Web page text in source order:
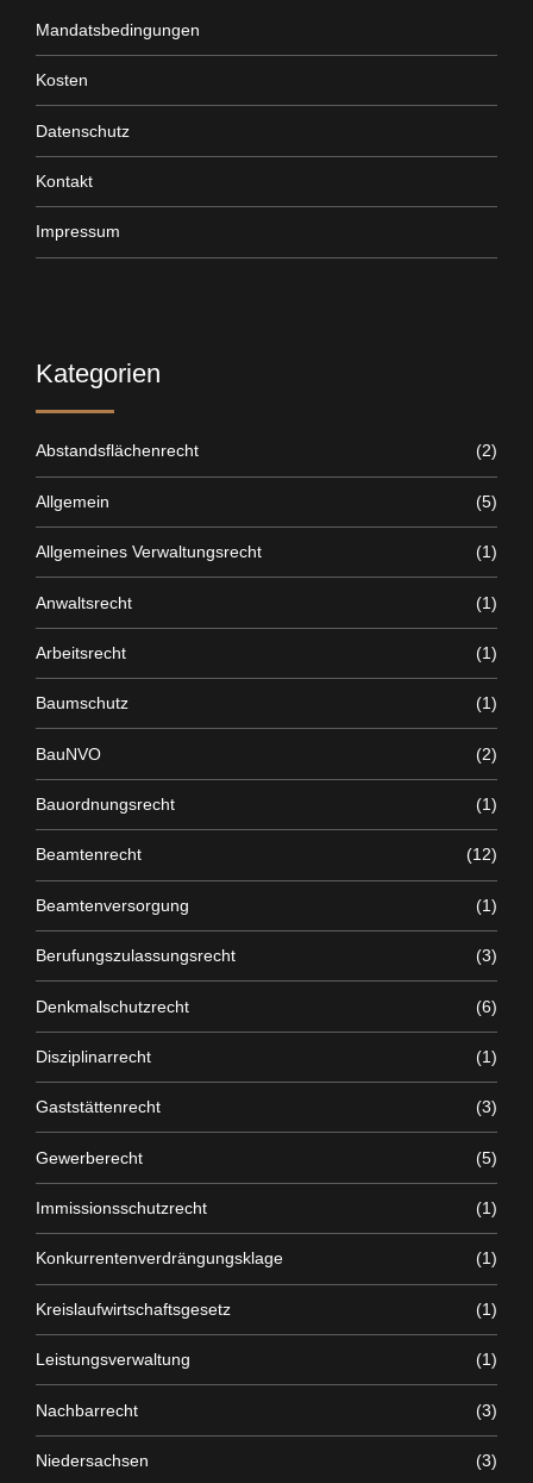
Mandatsbedingungen
Kosten
Datenschutz
Kontakt
Impressum
Kategorien
Abstandsflächenrecht (2)
Allgemein (5)
Allgemeines Verwaltungsrecht (1)
Anwaltsrecht (1)
Arbeitsrecht (1)
Baumschutz (1)
BauNVO (2)
Bauordnungsrecht (1)
Beamtenrecht (12)
Beamtenversorgung (1)
Berufungszulassungsrecht (3)
Denkmalschutzrecht (6)
Disziplinarrecht (1)
Gaststättenrecht (3)
Gewerberecht (5)
Immissionsschutzrecht (1)
Konkurrentenverdrängungsklage (1)
Kreislaufwirtschaftsgesetz (1)
Leistungsverwaltung (1)
Nachbarrecht (3)
Niedersachsen (3)